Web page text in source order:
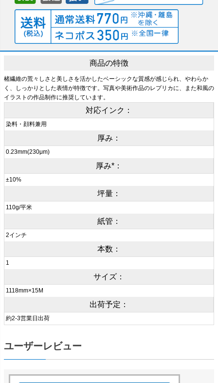
商品の特徴
楮繊維の荒々しさと美しさを活かしたベーシックな質感が感じられ、やわらか
く、しっかりとした表情が特徴です。写真や美術作品のレプリカに、また和風の
イラストの作品制作に推奨しています。
対応インク：
染料・顔料兼用
厚み：
0.23mm(230μm)
厚み*：
±10%
坪量：
110g/平米
紙管：
2インチ
本数：
1
サイズ：
1118mm×15M
出荷予定：
約2-3営業日出荷
ユーザーレビュー